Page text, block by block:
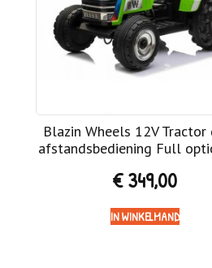
Blazin Wheels 12V Tractor
afstandsbediening Full
€349,00
IN WINKELMAND